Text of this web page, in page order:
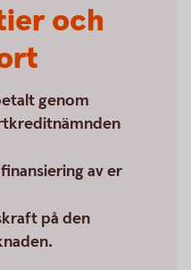
och
genom
av er
på den